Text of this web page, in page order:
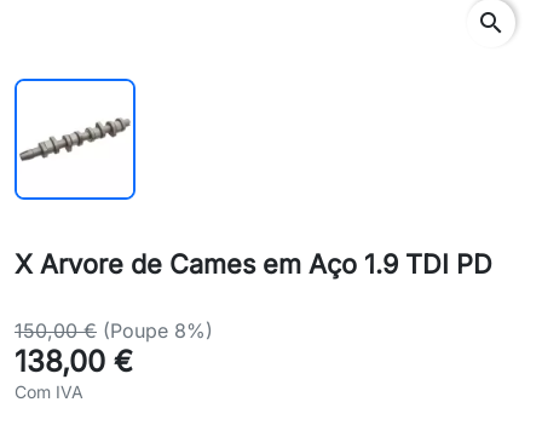
search
X Arvore de Cames em Aço 1.9 TDI PD
150,00 € (Poupe 8%)
138,00 €
Com IVA